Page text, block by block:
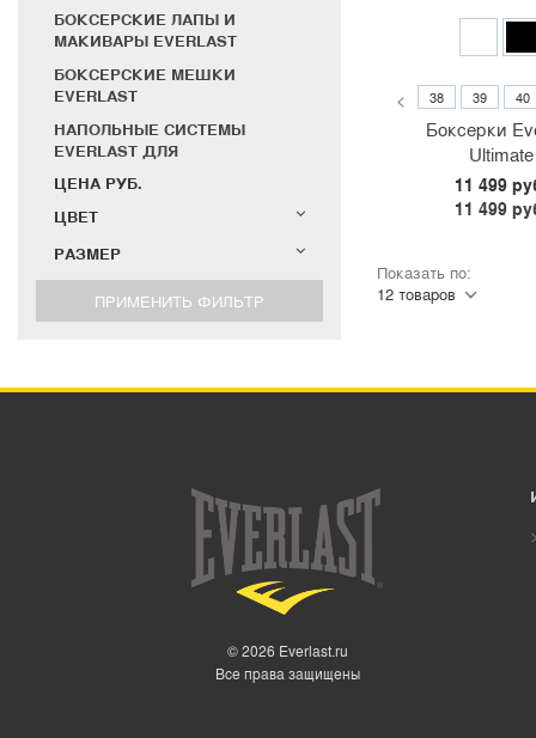
БОКСЕРСКИЕ ЛАПЫ И
МАКИВАРЫ EVERLAST
БОКСЕРСКИЕ МЕШКИ
EVERLAST
НАПОЛЬНЫЕ СИСТЕМЫ
EVERLAST ДЛЯ
EVERLAST
ТАЙМЕРЫ СПОРТИВНЫЕ
СУВЕНИРЫ EVERLAST
БАНДАЖИ EVERLAST
ШЛЕМЫ EVERLAST
ЦЕНА РУБ.
ЦВЕТ
РАЗМЕР
< 38 39 40
Боксерки
Ultimate
11 499
11 499
Показать по:
© 2026 Everlast.ru
Все права защищены